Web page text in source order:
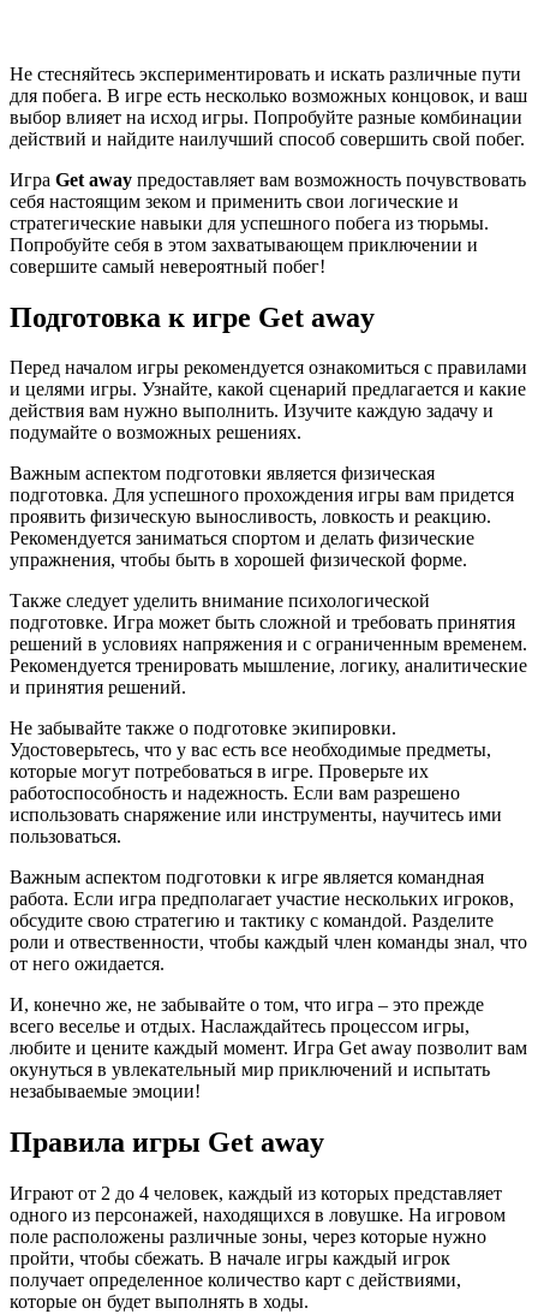
Не стесняйтесь экспериментировать и искать различные пути
для побега. В игре есть несколько возможных концовок, и ваш
выбор влияет на исход игры. Попробуйте разные комбинации
действий и найдите наилучший способ совершить свой побег.
Игра Get away предоставляет вам возможность почувствовать
себя настоящим зеком и применить свои логические и
стратегические навыки для успешного побега из тюрьмы.
Попробуйте себя в этом захватывающем приключении и
совершите самый невероятный побег!
Подготовка к игре Get away
Перед началом игры рекомендуется ознакомиться с правилами
и целями игры. Узнайте, какой сценарий предлагается и какие
действия вам нужно выполнить. Изучите каждую задачу и
подумайте о возможных решениях.
Важным аспектом подготовки является физическая
подготовка. Для успешного прохождения игры вам придется
проявить физическую выносливость, ловкость и реакцию.
Рекомендуется заниматься спортом и делать физические
упражнения, чтобы быть в хорошей физической форме.
Также следует уделить внимание психологической
подготовке. Игра может быть сложной и требовать принятия
решений в условиях напряжения и с ограниченным временем.
Рекомендуется тренировать мышление, логику, аналитические
и принятия решений.
Не забывайте также о подготовке экипировки.
Удостоверьтесь, что у вас есть все необходимые предметы,
которые могут потребоваться в игре. Проверьте их
работоспособность и надежность. Если вам разрешено
использовать снаряжение или инструменты, научитесь ими
пользоваться.
Важным аспектом подготовки к игре является командная
работа. Если игра предполагает участие нескольких игроков,
обсудите свою стратегию и тактику с командой. Разделите
роли и отвественности, чтобы каждый член команды знал, что
от него ожидается.
И, конечно же, не забывайте о том, что игра – это прежде
всего веселье и отдых. Наслаждайтесь процессом игры,
любите и цените каждый момент. Игра Get away позволит вам
окунуться в увлекательный мир приключений и испытать
незабываемые эмоции!
Правила игры Get away
Играют от 2 до 4 человек, каждый из которых представляет
одного из персонажей, находящихся в ловушке. На игровом
поле расположены различные зоны, через которые нужно
пройти, чтобы сбежать. В начале игры каждый игрок
получает определенное количество карт с действиями,
которые он будет выполнять в ходы.